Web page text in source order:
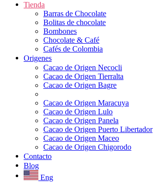
Tienda
Barras de Chocolate
Bolitas de chocolate
Bombones
Chocolate & Café
Cafés de Colombia
Origenes
Cacao de Origen Necocli
Cacao de Origen Tierralta
Cacao de Origen Bagre
Cacao de Origen Maracuya
Cacao de Origen Lulo
Cacao de Origen Panela
Cacao de Origen Puerto Libertador
Cacao de Origen Maceo
Cacao de Origen Chigorodo
Contacto
Blog
Eng